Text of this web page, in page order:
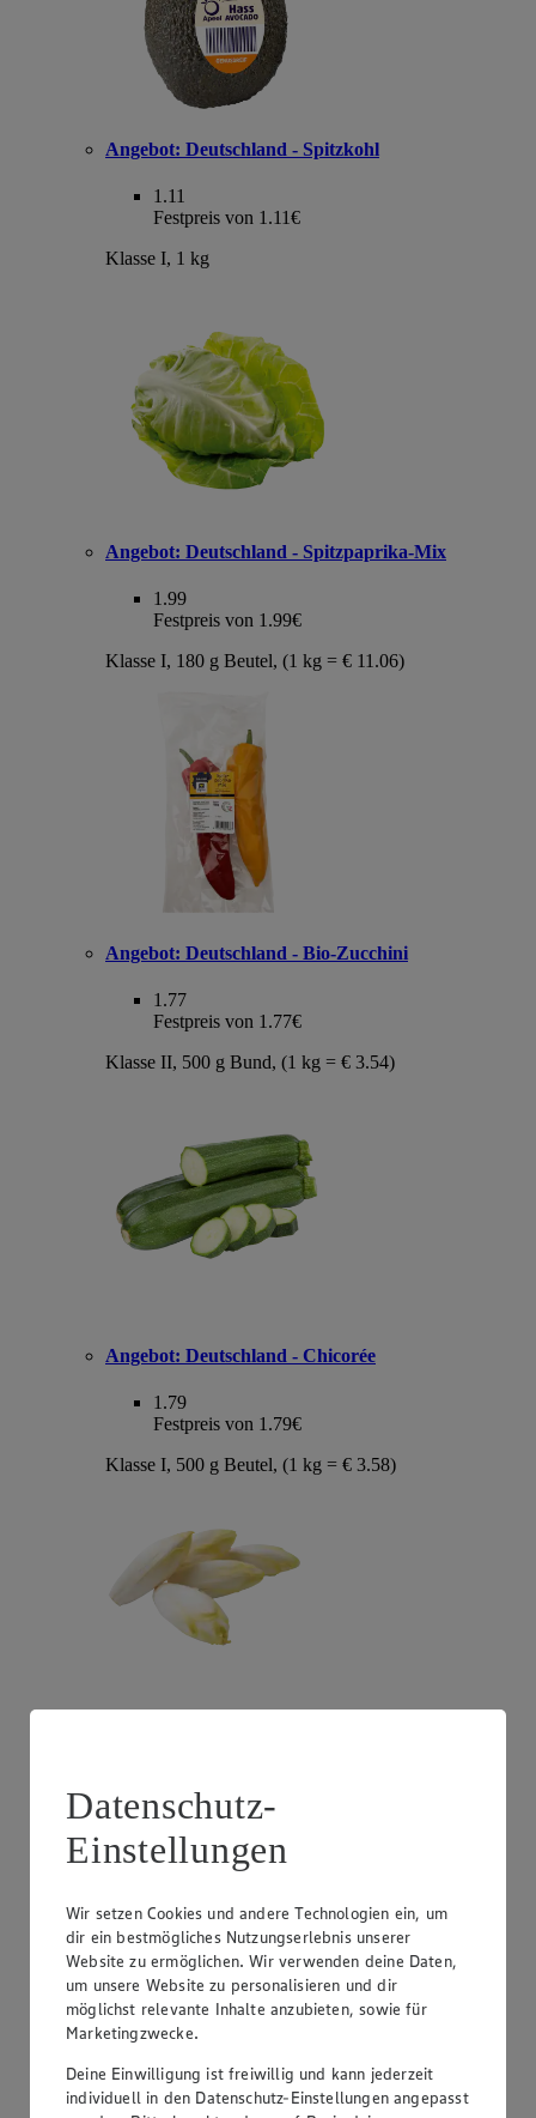
Angebot: Deutschland - Spitzkohl
1.11
Festpreis von 1.11€
Klasse I, 1 kg
Angebot: Deutschland - Spitzpaprika-Mix
1.99
Festpreis von 1.99€
Klasse I, 180 g Beutel, (1 kg = € 11.06)
Angebot: Deutschland - Bio-Zucchini
1.77
Festpreis von 1.77€
Klasse II, 500 g Bund, (1 kg = € 3.54)
Angebot: Deutschland - Chicorée
1.79
Festpreis von 1.79€
Klasse I, 500 g Beutel, (1 kg = € 3.58)
1.29
Festpreis von 1.29€
100 g
Datenschutz-
Einstellungen
Wir setzen Cookies und andere Technologien ein, um
dir ein bestmögliches Nutzungserlebnis unserer
Website zu ermöglichen. Wir verwenden deine Daten,
um unsere Website zu personalisieren und dir
möglichst relevante Inhalte anzubieten, sowie für
Marketingzwecke.
Deine Einwilligung ist freiwillig und kann jederzeit
individuell in den Datenschutz-Einstellungen angepasst